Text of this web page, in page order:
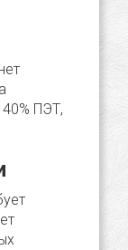
ПЭТ,